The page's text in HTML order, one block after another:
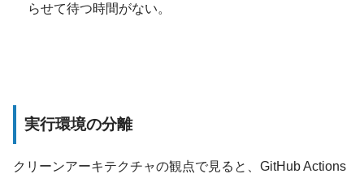
らせて待つ時間がない。
実行環境の分離
クリーンアーキテクチャの観点で見ると、GitHub Actions